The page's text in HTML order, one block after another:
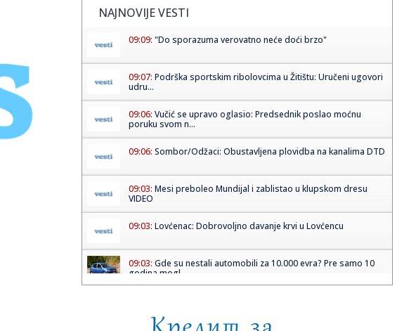
NAJNOVIJE VESTI
09:09: "Do sporazuma verovatno neće doći brzo"
09:07: Podrška sportskim ribolovcima u Žitištu: Uručeni ugovori
udru...
09:06: Vučić se upravo oglasio: Predsednik poslao moćnu
poruku svom n...
09:06: Sombor/Odžaci: Obustavljena plovidba na kanalima DTD
09:03: Mesi preboleo Mundijal i zablistao u klupskom dresu
VIDEO
09:03: Lovćenac: Dobrovoljno davanje krvi u Lovćencu
09:03: Gde su nestali automobili za 10.000 evra? Pre samo 10
godina mogl...